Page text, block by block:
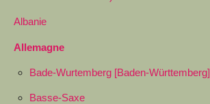
Albanie
Allemagne
Bade-Wurtemberg [Baden-Württemberg]
Basse-Saxe